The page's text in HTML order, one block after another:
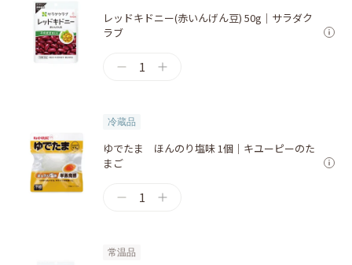
レッドキドニー(赤いんげん豆) 50g｜サラダク
ラブ
1
冷蔵品
ゆでたま ほんのり塩味 1個｜キユーピーのた
まご
1
常温品